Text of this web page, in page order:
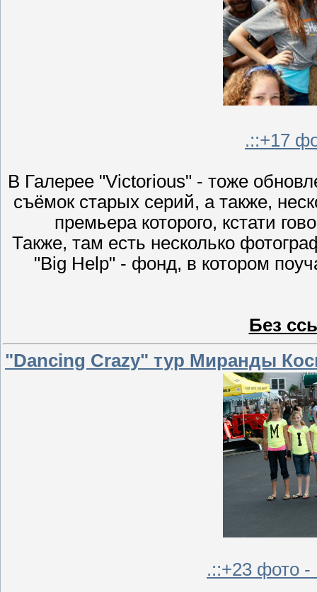
.::+17
В Галерее "Victorious" - тоже
съёмок старых серий, а также,
премьера которого, кстати
Также, там есть несколько
"Big Help" - фонд, в котором
Без
"Dancing Crazy" тур Миранды
.::+23 фото -